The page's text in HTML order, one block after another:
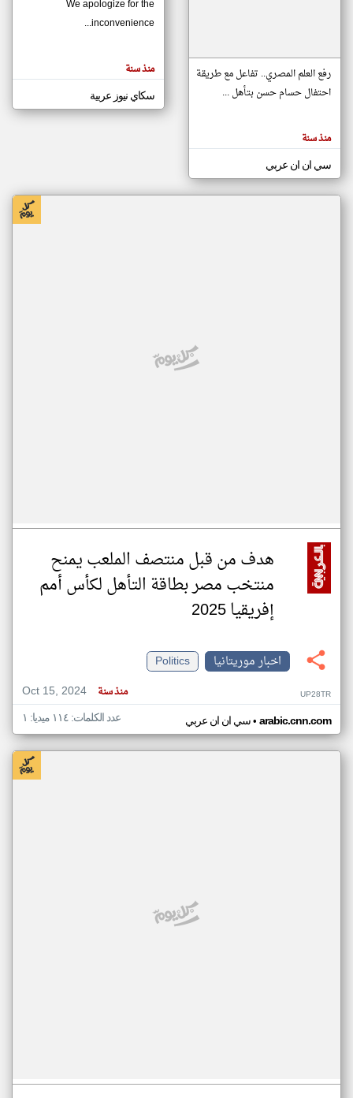
مصادر الأخبار من موريتانيا
اخبار موريتانيا على مدار الساعة
أهم اخبار موريتانيا العاجلة والمباشرة
المقالات
الموجوده
هنا عن
رفع العلم المصري.. تفاعل مع طريقة
احتفال حسام حسن بتأهل ...
منذ سنة
سي ان ان عربي
We apologize for the
inconvenience...
منذ سنة
سكاي نيوز عربية
هدف من قبل منتصف الملعب يمنح
منتخب مصر بطاقة التأهل لكأس أمم
إفريقيا 2025
اخبار موريتانيا
Politics
Oct 15, 2024
منذ سنة UP28TR
سي ان ان عربي• arabic.cnn.com عدد الكلمات: ١١٤ ميديا: ١
klyoum.com